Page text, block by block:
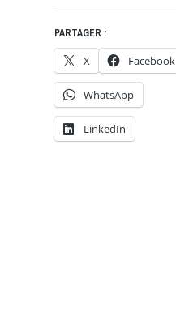
PARTAGER :
X Facebook
WhatsApp
LinkedIn